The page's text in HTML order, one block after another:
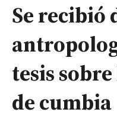
Se recibió
tesis
de cumbia